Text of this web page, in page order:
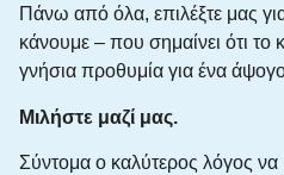
Πάνω από όλα, επιλέξτε μας
κάνουμε – που σημαίνει ότι το
γνήσια προθυμία για ένα
Μιλήστε μαζί μας.
Σύντομα ο καλύτερος λόγος να